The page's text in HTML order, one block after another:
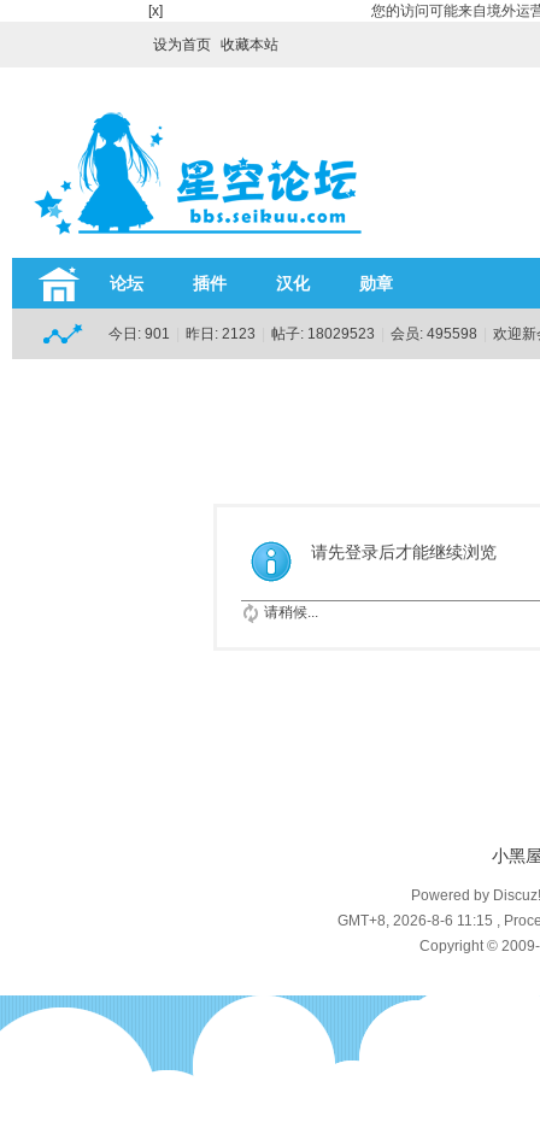
[x]
您的访问可能来自境外运
设为首页
收藏本站
论坛 插件 汉化 勋章
今日: 901 昨日: 2123 帖子: 18029523 会员: 495598 欢迎
请先登录后才能继续浏览
请稍候...
小黑
Powered by
GMT+8, 2026-8-6 11:15 ,
Copyright ©